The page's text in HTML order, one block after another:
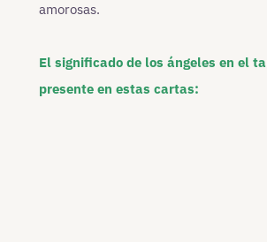
amorosas.
El significado de los ángeles en el
presente en estas cartas: